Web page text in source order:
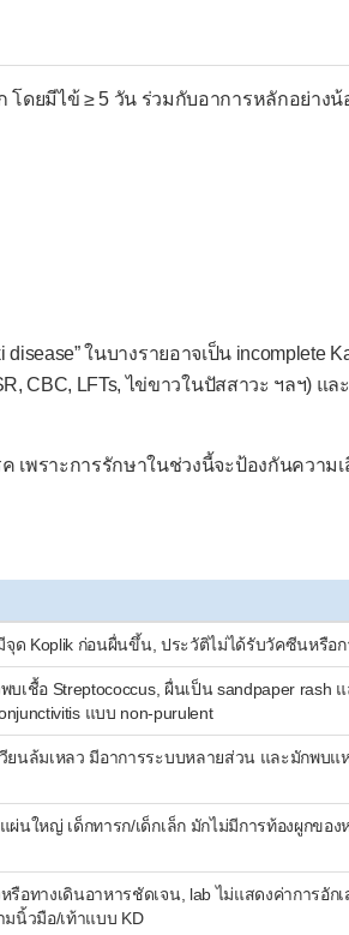
ดยมีไข้ ≥ 5 วัน ร่วมกับอาการหลักอย่างน้
ในบางรายอาจเป็น incomplete
CBC, LFTs, ไข่ขาวในปัสสาวะ ฯลฯ) และ
เพราะการรักษาในช่วงนี้จะป้องกันความ
ด Koplik ก่อนผื่นขึ้น, ประวัติไม่ได้รับวัคซีนหรือ
บเชื้อ Streptococcus, ผื่นเป็น sandpaper rash
แบบ non-purulent
ยนล้มเหลว มีอาการระบบหลายส่วน และมักพบแ
ผ่นใหญ่ เด็กทารก/เด็กเล็ก มักไม่มีการท้องผูกของ
รือทางเดินอาหารชัดเจน, lab ไม่แสดงค่าการอัก
มนิ้วมือ/เท้าแบบ KD